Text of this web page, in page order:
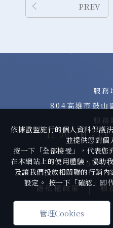
PREV
服務
804高雄市鼓山
服務
11:00 AM -
07-
隱私權政策 服
In Her Beauty
依據歐盟施行的個人資料保護
並提供您對個
按一下「全部接受」，代表
在本網站上的使用體驗、協助
及讓我們投放相關聯的行銷
設定。 按一下「確認」即
管理Cookies